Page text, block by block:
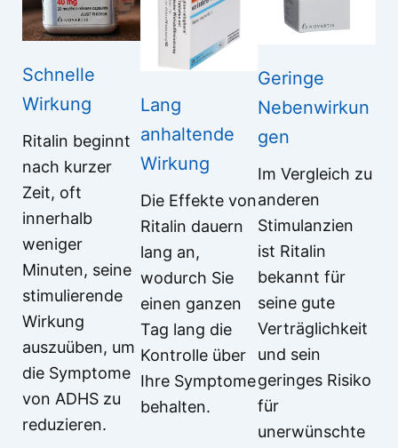
Schnelle
Wirkung
Ritalin beginnt
nach kurzer
Zeit, oft
innerhalb
weniger
Minuten, seine
stimulierende
Wirkung
auszuüben, um
die Symptome
von ADHS zu
reduzieren.
Lang
anhaltende
Wirkung
Die Effekte von
Ritalin dauern
lang an,
wodurch Sie
einen ganzen
Tag lang die
Kontrolle über
Ihre Symptome
behalten.
Geringe
Nebenwirkun
gen
Im Vergleich zu
anderen
Stimulanzien
ist Ritalin
bekannt für
seine gute
Verträglichkeit
und sein
geringes Risiko
für
unerwünschte